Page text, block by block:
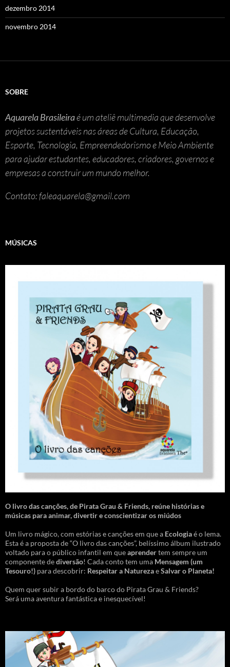
dezembro 2014
novembro 2014
SOBRE
Aquarela Brasileiraé um ateliê multimedia que desenvolve
projetos sustentáveis nas áreas de Cultura, Educação,
Esporte, Tecnologia, Empreendedorismo e Meio Ambiente
para ajudar estudantes, educadores, criadores, governos e
empresas a construir um mundo melhor.
Contato: faleaquarela@gmail.com
MÚSICAS
O livro das canções,de Pirata Grau & Friends, reúne histórias e
músicas para animar, divertir e conscientizar os miúdos
Um livro mágico, com estórias e canções em que a Ecologiaé o lema.
Esta é a proposta de “O livro das canções”, belíssimo álbum ilustrado
voltado para o público infantil em queaprendertem sempre um
componente dediversão! Cada conto tem uma Mensagem (um
Tesouro!) para descobrir: Respeitar a NaturezaeSalvar o Planeta!
Quem quer subir a bordo do barco do Pirata Grau & Friends?
Será uma aventura fantástica e inesquecível!